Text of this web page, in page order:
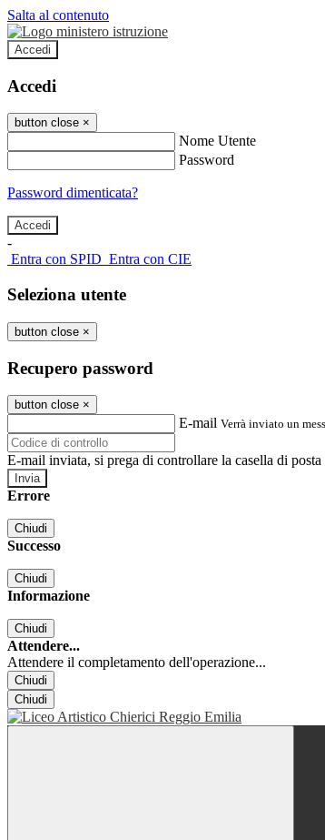
Salta al contenuto
Accedi
Accedi
button close ×
Nome Utente
Password
Password dimenticata?
-
Entra con SPID Entra con CIE
Seleziona utente
button close ×
Recupero password
button close ×
E-mail Verrà inviato un
E-mail inviata, si prega di controllare la casella di posta
Errore
Chiudi
Successo
Chiudi
Informazione
Chiudi
Attendere...
Attendere il completamento dell'operazione...
Chiudi
Chiudi